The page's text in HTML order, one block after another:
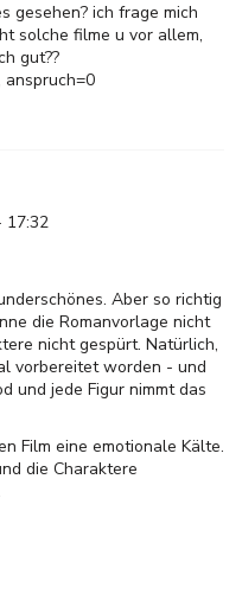
gesehen? ich frage mich
solche filme u vor allem,
gut??
17:32
Aber so richtig
die Romanvorlage nicht
nicht gespürt. Natürlich,
vorbereitet worden - und
und jede Figur nimmt das
Film eine emotionale Kälte.
die Charaktere